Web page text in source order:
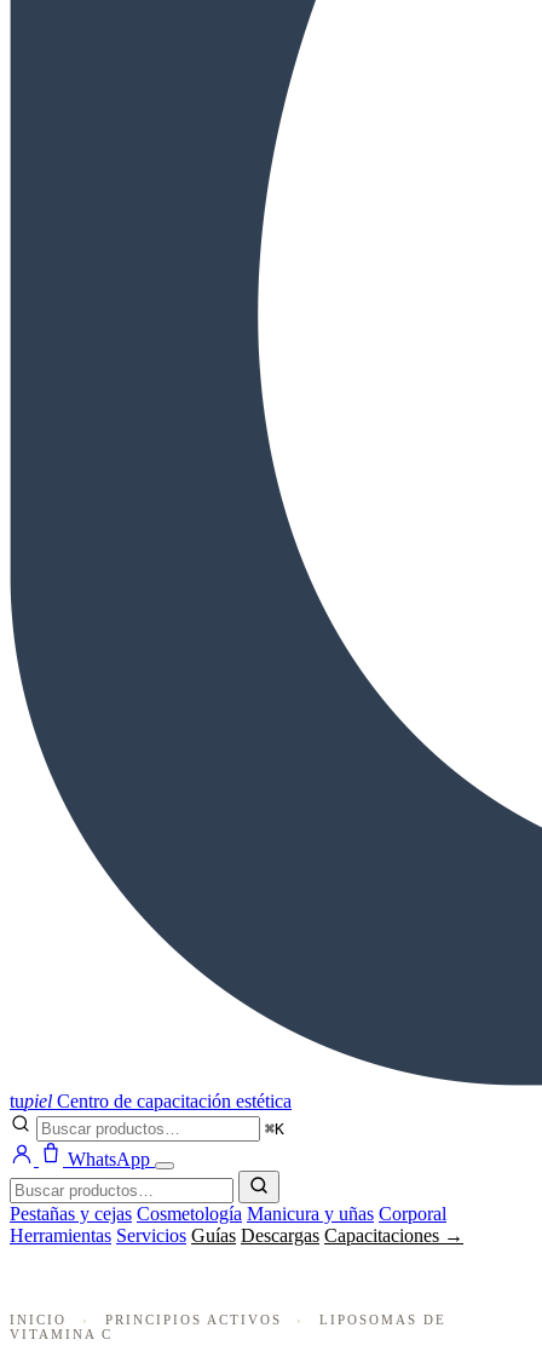
tupiel Centro de capacitación estética
⌘K
WhatsApp
Pestañas y cejas Cosmetología Manicura y uñas Corporal
Herramientas Servicios Guías Descargas Capacitaciones →
INICIO › PRINCIPIOS ACTIVOS ›
LIPOSOMAS DE
VITAMINA C